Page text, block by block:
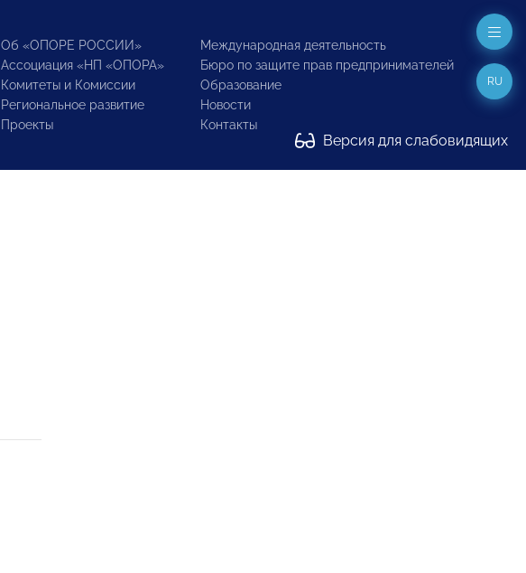
Об «ОПОРЕ РОССИИ»
Ассоциация «НП «ОПОРА»
Комитеты и Комиссии
Региональное развитие
Проекты
Международная деятельность
Бюро по защите прав предпринимателей
Образование
Новости
Контакты
Версия для слабовидящих
RU